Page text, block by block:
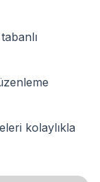
kolaylıkla